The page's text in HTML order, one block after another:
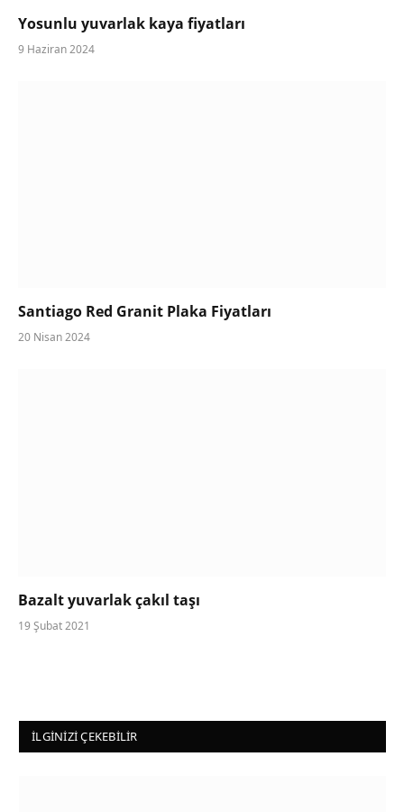
Yosunlu yuvarlak kaya fiyatları
9 Haziran 2024
Santiago Red Granit Plaka Fiyatları
20 Nisan 2024
Bazalt yuvarlak çakıl taşı
19 Şubat 2021
İLGINIZI ÇEKEBILIR